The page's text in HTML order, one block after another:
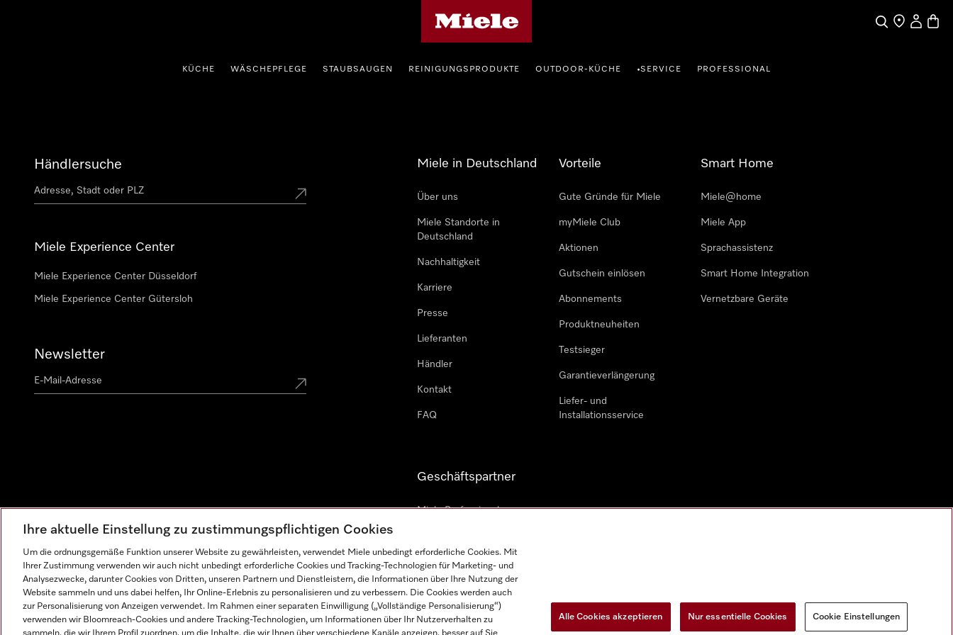
SucheHändler
Mein
KÜCHE WÄSCHEPFLEGE STAUBSAUGEN REINIGUNGSPRODUKTE OUTDOOR-KÜCHE •SERVICE PROFESSIONAL
Händlersuche
Miele Experience Center
Miele Experience Center Düsseldorf
Miele Experience Center Gütersloh
Newsletter
Miele in Deutschland
Über uns
Miele Standorte in
Deutschland
Nachhaltigkeit
Karriere
Presse
Lieferanten
Händler
Kontakt
FAQ
Vorteile
Gute Gründe für Miele
myMiele Club
Aktionen
Gutschein einlösen
Abonnements
Produktneuheiten
Testsieger
Garantieverlängerung
Liefer- und
Installationsservice
Smart Home
Miele@home
Miele App
Sprachassistenz
Smart Home Integration
Vernetzbare Geräte
Geschäftspartner
Miele Professional
Miele Marine
Architekten und Bauträger
Ihre aktuelle Einstellung zu zustimmungspflichtigen Cookies
Um die ordnungsgemäße Funktion unserer Website zu gewährleisten, verwendet Miele unbedingt erforderliche Cookies. Mit
Ihrer Zustimmung verwenden wir auch nicht unbedingt erforderliche Cookies und Tracking-Technologien für Marketing- und
Analysezwecke, darunter Cookies von Dritten, unseren Partnern und Dienstleistern, die Informationen über Ihre Nutzung der
Website sammeln und uns dabei helfen, Ihr Online-Erlebnis zu personalisieren und zu verbessern. Die Cookies werden auch
zur Personalisierung von Anzeigen verwendet. Im Rahmen einer separaten Einwilligung („Vollständige Personalisierung“)
verwenden wir Bloomreach-Cookies und andere Tracking-Technologien, um Informationen über Ihr Nutzerverhalten zu
Alle Cookies akzeptieren Nur essentielle Cookies Cookie Einstellungen